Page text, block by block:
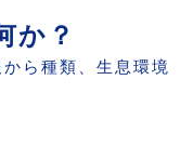
か？
ら種類、生息環境